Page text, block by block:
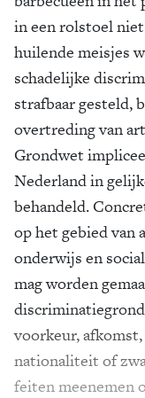
in een rolstoel
huilende meisjes
schadelijke
strafbaar gesteld,
overtreding van
Grondwet
Nederland in
behandeld.
op het gebied van
onderwijs en
mag worden
voorkeur,
nationaliteit of
feiten meenemen